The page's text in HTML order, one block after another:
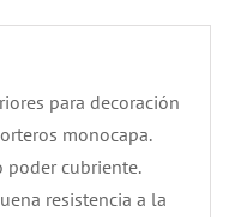
para decoración
monocapa.
cubriente.
resistencia a la